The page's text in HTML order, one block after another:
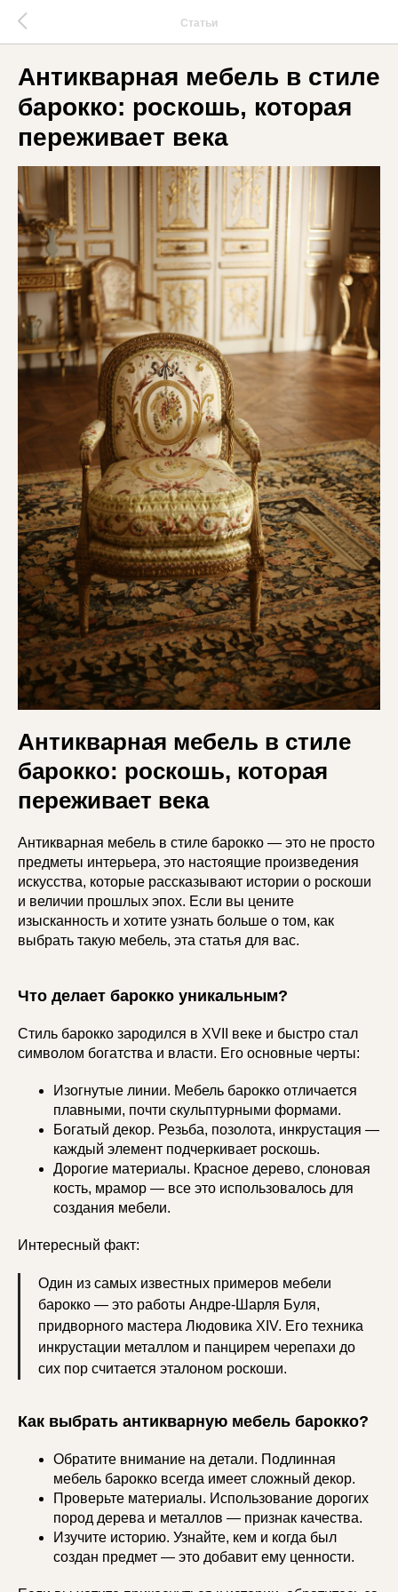
Статьи
Антикварная мебель в стиле
барокко: роскошь, которая
переживает века
Антикварная мебель в стиле
барокко: роскошь, которая
переживает века
Антикварная мебель в стиле барокко — это не просто
предметы интерьера, это настоящие произведения
искусства, которые рассказывают истории о роскоши
и величии прошлых эпох. Если вы цените
изысканность и хотите узнать больше о том, как
выбрать такую мебель, эта статья для вас.
Что делает барокко уникальным?
Стиль барокко зародился в XVII веке и быстро стал
символом богатства и власти. Его основные черты:
Изогнутые линии. Мебель барокко отличается
плавными, почти скульптурными формами.
Богатый декор. Резьба, позолота, инкрустация —
каждый элемент подчеркивает роскошь.
Дорогие материалы. Красное дерево, слоновая
кость, мрамор — все это использовалось для
создания мебели.
Интересный факт:
Один из самых известных примеров мебели
барокко — это работы Андре-Шарля Буля,
придворного мастера Людовика XIV. Его техника
инкрустации металлом и панцирем черепахи до
сих пор считается эталоном роскоши.
Как выбрать антикварную мебель барокко?
Обратите внимание на детали. Подлинная
мебель барокко всегда имеет сложный декор.
Проверьте материалы. Использование дорогих
пород дерева и металлов — признак качества.
Изучите историю. Узнайте, кем и когда был
создан предмет — это добавит ему ценности.